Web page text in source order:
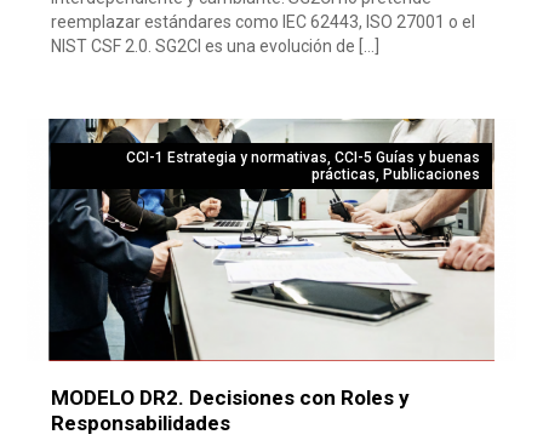
reemplazar estándares como IEC 62443, ISO 27001 o el
NIST CSF 2.0. SG2CI es una evolución de […]
CCI-1 Estrategia y normativas CCI-5 Guías y buenas
prácticas Publicaciones
MODELO DR2. Decisiones con Roles y
Responsabilidades